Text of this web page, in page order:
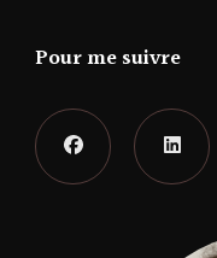
Pour me suivre